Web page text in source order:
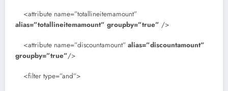
<attribute name=”totallineitemamount”
alias=”totallineitemamount” groupby=”true” />
<attribute name=”discountamount” alias=”discountamount”
groupby=”true”/>
<filter type=”and”>